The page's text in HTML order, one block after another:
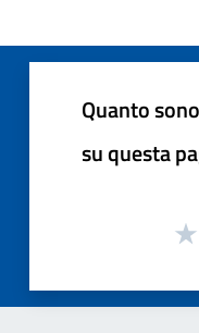
Quanto
su questa